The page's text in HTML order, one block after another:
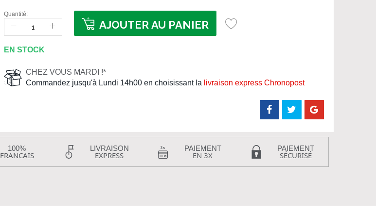
Quantité:
AJOUTER AU PANIER
EN STOCK
CHEZ VOUS MARDI !*
Commandez jusqu'à Lundi 14h00 en choisissant la livraison express Chronopost
100%
FRANCAIS
LIVRAISON
EXPRESS
PAIEMENT
EN 3X
PAIEMENT
SÉCURISÉ